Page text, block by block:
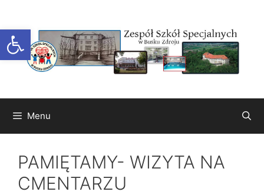
Otwórz pasek narzędzi
treści
Menu
PAMIĘTAMY- WIZYTA NA
CMENTARZU